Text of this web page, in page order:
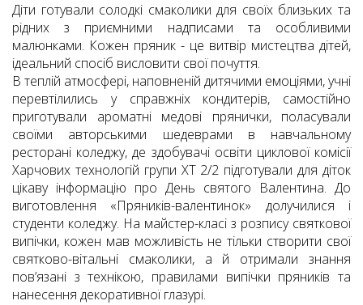
Діти готували солодкі смаколики для своїх близьких та
рідних з приємними надписами та особливими
малюнками. Кожен пряник - це витвір мистецтва дітей,
ідеальний спосіб висловити свої почуття.
В теплій атмосфері, наповненій дитячими емоціями, учні
перевтілились у справжніх кондитерів, самостійно
приготували ароматні медові прянички, поласували
своїми авторськими шедеврами в навчальному
ресторані коледжу, де здобувачі освіти циклової комісії
Харчових технологій групи ХТ 2/2 підготували для діток
цікаву інформацію про День святого Валентина. До
виготовлення «Пряників-валентинок» долучилися і
студенти коледжу. На майстер-класі з розпису святкової
випічки, кожен мав можливість не тільки створити свої
святково-вітальні смаколики, а й отримали знання
пов’язані з технікою, правилами випічки пряників та
нанесення декоративної глазурі.